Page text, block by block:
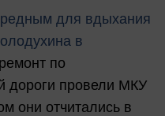
для вдыхания
в
по
дороги провели МКУ
они отчитались в